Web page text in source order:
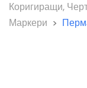
Коригиращи,
Маркери >